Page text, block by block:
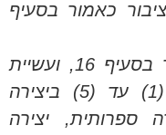
כאמור בסעיף
(6) עשיית יצירה נגזרת כאמור בסעיף 16, ועשיית
הפעולות המנויות בפסקאות (1) עד (5) ביצירה
ספרותית, יצירה